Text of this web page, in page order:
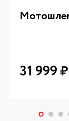
31 999₽